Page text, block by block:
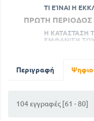
ΤΙ ΕΊΝΑΙ Η
ΠΡΩΤΗ ΠΕΡΙΟΔΟΣ
Η ΚΑΤΑΣΤΑΣΗ
ΕΜΦΑΝΙΣΗ
Ο ΜΕΓΑΣ ΚΩΝ
ΘΡΗΣΚΕΙΑΣ
Περιγραφή
104 εγγραφές [61 - 80]